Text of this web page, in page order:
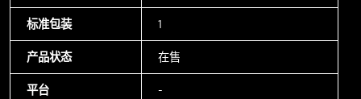
标准包装 1
产品状态 在售
平台 -